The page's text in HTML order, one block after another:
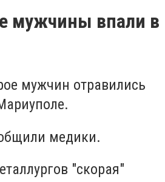
мужчины впали в
мужчин отравились
медики.
"скорая"